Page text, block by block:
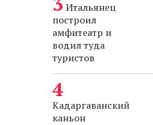
Итальянец
построил
амфитеатр и
водил туда
туристов
Кадаргаванский
каньон